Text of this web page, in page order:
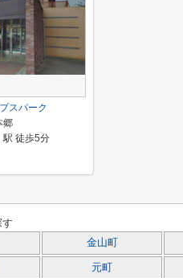
スパーク
郷
駅 徒歩5分
金山町
元町